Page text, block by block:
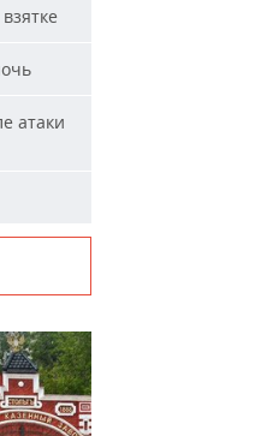
атаки